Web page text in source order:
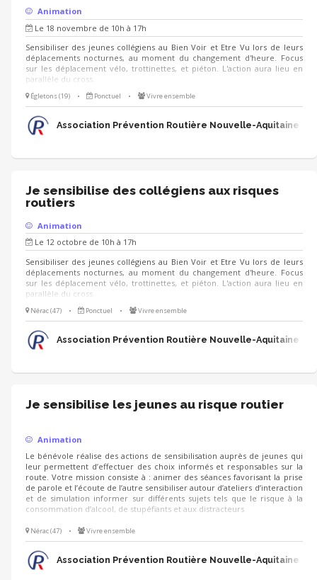
Animation
Le 18 novembre de 10h à 17h
Sensibiliser des jeunes collégiens au Bien Voir et Etre Vu lors de leurs
déplacements nocturnes, au moment du changement d'heure. Focus
sur les déplacement vélo, trottinettes, et piéton. L'action aura lieu en
parallèle du cross.
Égletons (19) • Ponctuel • Vivre ensemble
Association Prévention Routière Nouvelle-Aquitaine
Je sensibilise des collégiens aux risques
routiers
Animation
Le 12 octobre de 10h à 17h
Sensibiliser des jeunes collégiens au Bien Voir et Etre Vu lors de leurs
déplacements nocturnes, au moment du changement d'heure. Focus
sur les déplacement vélo, trottinettes, et piéton. L'action aura lieu en
parallèle du cross.
Nérac (47) • Ponctuel • Vivre ensemble
Association Prévention Routière Nouvelle-Aquitaine
Je sensibilise les jeunes au risque routier
Animation
Le bénévole réalise des actions de sensibilisation auprès de jeunes qui
leur permettent d’effectuer des choix informés et responsables sur la
route. Votre mission consiste à : animer des séances favorisant la prise
de parole et l’écoute de l’autre sensibiliser autour d’ateliers d’interaction
et de simulation informer sur différents sujets tels que le risque à la
consommation d’alcool, de stupéfiants et aux distracteurs
Nérac (47) • Vivre ensemble
Association Prévention Routière Nouvelle-Aquitaine